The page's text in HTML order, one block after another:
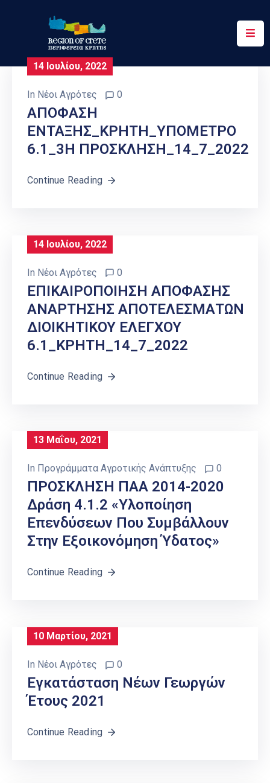
Περιφέρεια
Έργα
Δράσεις
Υπηρεσίες
14 Ιουλίου, 2022
In Νέοι Αγρότες 0
ΑΠΟΦΑΣΗ
ΕΝΤΑΞΗΣ_ΚΡΗΤΗ_ΥΠΟΜΕΤΡΟ
6.1_3Η ΠΡΟΣΚΛΗΣΗ_14_7_2022
Continue Reading
14 Ιουλίου, 2022
In Νέοι Αγρότες 0
ΕΠΙΚΑΙΡΟΠΟΙΗΣΗ ΑΠΟΦΑΣΗΣ
ΑΝΑΡΤΗΣΗΣ ΑΠΟΤΕΛΕΣΜΑΤΩΝ
ΔΙΟΙΚΗΤΙΚΟΥ ΕΛΕΓΧΟΥ
6.1_ΚΡΗΤΗ_14_7_2022
Continue Reading
13 Μαΐου, 2021
In Προγράμματα Αγροτικής Ανάπτυξης 0
ΠΡΟΣΚΛΗΣΗ ΠΑΑ 2014-2020
Δράση 4.1.2 «Υλοποίηση
Επενδύσεων Που Συμβάλλουν
Στην Εξοικονόμηση Ύδατος»
Continue Reading
10 Μαρτίου, 2021
In Νέοι Αγρότες 0
Εγκατάσταση Νέων Γεωργών
Έτους 2021
Continue Reading